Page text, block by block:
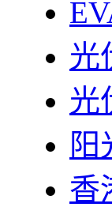
光
光
阳
香